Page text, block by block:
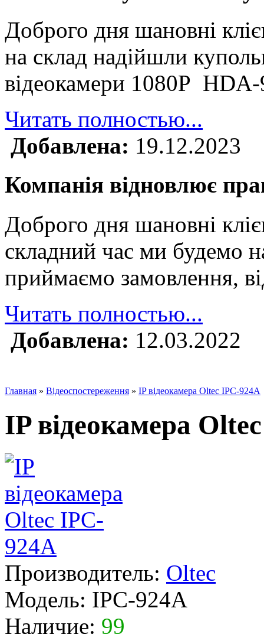
Доброго дня шановні
на склад надійшли
відеокамери 1080P
Читать полностью...
Добавлена: 19.12.2023
Компанія відновлює
Доброго дня шановні
складний час ми будемо
приймаємо замовлення,
Читать полностью...
Добавлена: 12.03.2022
Главная » Відеоспостереження » IP відеокамера Oltec IPC-924A
IP відеокамера
Производитель: Oltec
Модель: IPC-924A
Наличие: 99